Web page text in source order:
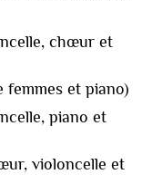
chœur et
et piano)
piano et
violoncelle et